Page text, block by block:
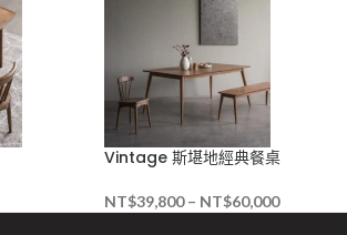
Vintage 斯堪地經典餐桌
NT$39,800 – NT$60,000